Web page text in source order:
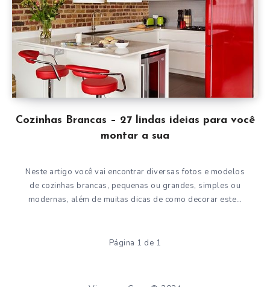
Cozinhas Brancas – 27 lindas ideias para você
montar a sua
Neste artigo você vai encontrar diversas fotos e modelos
de cozinhas brancas, pequenas ou grandes, simples ou
modernas, além de muitas dicas de como decorar este…
Página 1 de 1